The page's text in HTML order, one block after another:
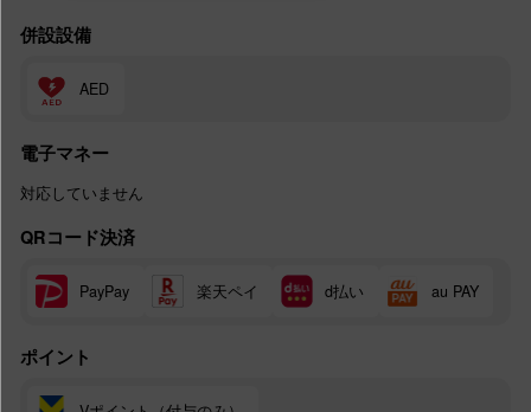
併設設備
AED
電子マネー
対応していません
QRコード決済
PayPay 楽天ペイ d払い au PAY
ポイント